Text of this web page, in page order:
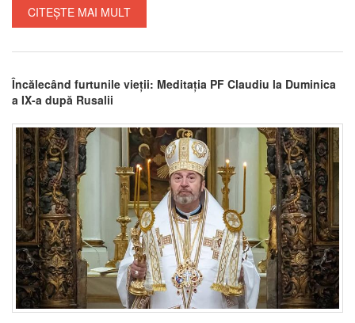
CITEȘTE MAI MULT
Încălecând furtunile vieții: Meditația PF Claudiu la Duminica
a IX-a după Rusalii